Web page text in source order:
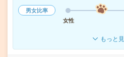
男女比率
女性
もっと